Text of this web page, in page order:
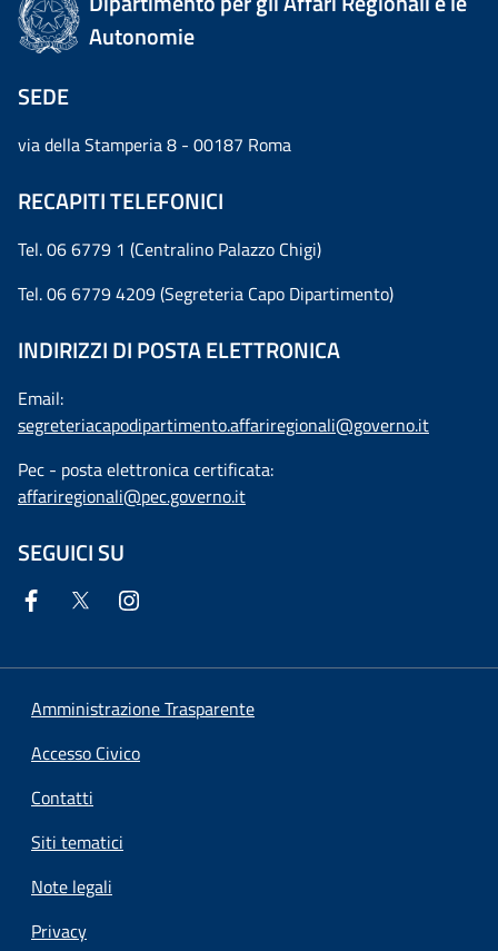
Autonomie
SEDE
via della Stamperia 8 - 00187 Roma
RECAPITI TELEFONICI
Tel. 06 6779 1 (Centralino Palazzo Chigi)
Tel. 06 6779 4209 (Segreteria Capo Dipartimento)
INDIRIZZI DI POSTA ELETTRONICA
Email:
segreteriacapodipartimento.affariregionali@governo.it
Pec - posta elettronica certificata:
affariregionali@pec.governo.it
SEGUICI SU
Amministrazione Trasparente
Accesso Civico
Contatti
Siti tematici
Note legali
Privacy